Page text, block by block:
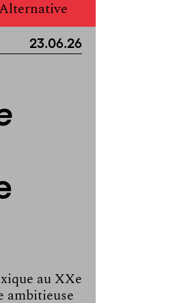
23.06.26
au XXe
ambitieuse